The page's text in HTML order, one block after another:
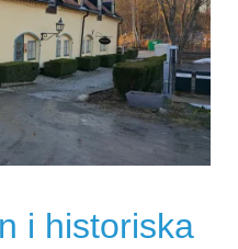
i historiska